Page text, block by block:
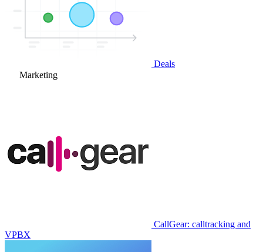
Deals
Marketing
CallGear: calltracking and
VPBX